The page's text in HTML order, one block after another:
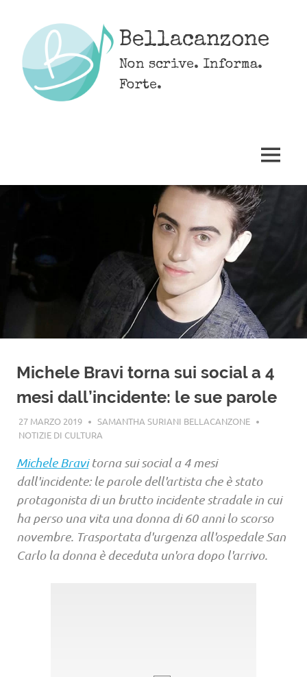
content
Bellacanzone
Non scrive. Informa.
Forte.
MENU
Michele Bravi torna sui social a 4
mesi dall’incidente: le sue parole
27 MARZO 2019
SAMANTHA SURIANI BELLACANZONE
NOTIZIE DI CULTURA
Michele Bravitorna sui social a 4 mesi
dall'incidente: le parole dell'artista che è stato
protagonista di un brutto incidente stradale in cui
ha perso una vita una donna di 60 anni lo scorso
novembre. Trasportata d'urgenza all'ospedale San
Carlo la donna è deceduta un'ora dopo l'arrivo.